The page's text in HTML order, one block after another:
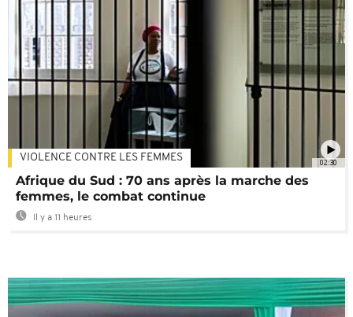
02:30
VIOLENCE CONTRE LES FEMMES
Afrique du Sud : 70 ans après la marche des
femmes, le combat continue
Il y a 11 heures